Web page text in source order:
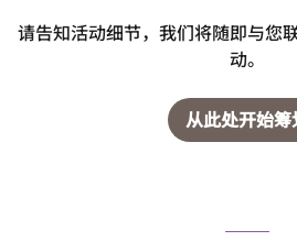
请告知活动细节，我们将随即与您
动。
从此处开始筹